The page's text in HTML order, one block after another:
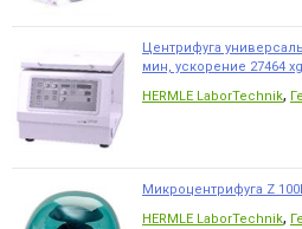
Центрифуга
мин, ускорение 27464
HERMLE LaborTechnik,
Микроцентрифуга Z
HERMLE LaborTechnik,